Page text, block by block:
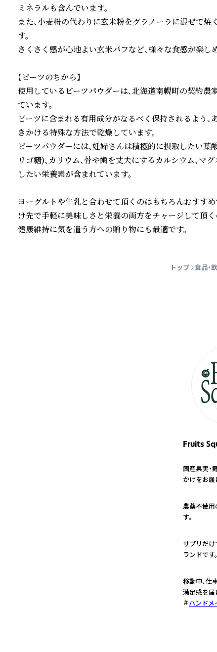
ミネラルも含んでいます。
また、小麦粉の代わりに玄米粉をグラノーラに混ぜて
す。
さくさく感が心地よい玄米パフなど、様々な食感が楽し
【ビーツのちから】
使用しているビーツパウダーは、北海道南幌町の契約
ています。
ビーツに含まれる有用成分がなるべく保持されるよう
きかける特殊な方法で乾燥しています。
ビーツパウダーには、妊婦さんは積極的に摂取したい
リゴ糖)、カリウム、骨や歯を丈夫にするカルシウム、
したい栄養素が含まれています。
ヨーグルトや牛乳と合わせて頂くのはもちろんおすす
け先で手軽に美味しさと栄養の両方をチャージして頂く
健康維持に気を遣う方への贈り物にも最適です。
トップ 食品・
Fruits
国産果実・
かけをお届
農薬不使
す。
サプリだけ
ランドです。
移動中、仕
満足感を届
ハンドメ